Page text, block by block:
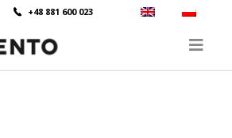
+48 881 600 023